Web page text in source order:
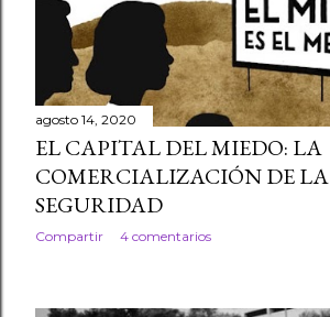
agosto 14, 2020
EL CAPITAL DEL MIEDO: LA
COMERCIALIZACIÓN DE LA
SEGURIDAD
Compartir 4 comentarios